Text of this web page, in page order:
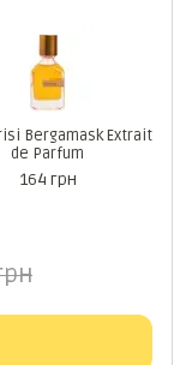
Bergamask Extrait
de Parfum
164 грн